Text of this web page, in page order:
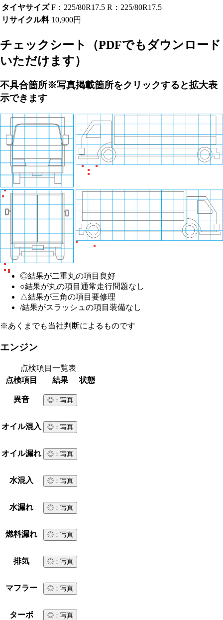
タイヤサイズ F：225/80R17.5 R：225/80R17.5
リサイクル料 10,900円
チェックシート
（PDFでもダウンロード
いただけます）
不具合箇所※写真掲載箇所をクリックすると拡大表
示できます
◎結果が二重丸の項目 良好
○結果が丸の項目 通常走行問題なし
△結果が三角の項目 要修理
/結果がスラッシュの項目 装備なし
※あくまでも当社判断によるものです
エンジン
点検項目一覧表
点検項目
結果 状態
異音 ◎ ：写真
オイル混入 ◎ ：写真
オイル漏れ ◎ ：写真
水混入 ◎ ：写真
水漏れ ◎ ：写真
燃料漏れ ◎ ：写真
排気 ◎ ：写真
マフラー ◎ ：写真
ターボ ◎ ：写真